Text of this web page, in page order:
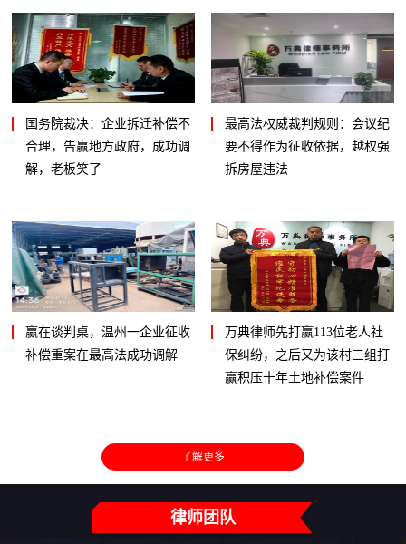
国务院裁决：企业拆迁补偿不
合理，告赢地方政府，成功调
解，老板笑了
最高法权威裁判规则：会议纪
要不得作为征收依据，越权强
拆房屋违法
赢在谈判桌，温州一企业征收
补偿重案在最高法成功调解
万典律师先打赢113位老人社
保纠纷，之后又为该村三组打
赢积压十年土地补偿案件
了解更多
律师团队